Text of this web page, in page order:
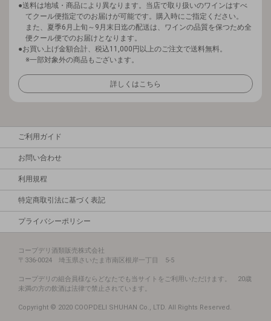
送料は地域・商品により異なります。当店で取り扱いのワインはすべ
てクール便指定でのお届けが可能です。購入時にご指定ください。
また、夏季6月上旬～9月末日迄の配送は、ワインの品質を保つため全
便クール便でのお届けとなります。
お買い上げ金額合計、税込11,000円以上のご注文で送料無料。
※一部対象外の商品もございます。
詳しくはこちら
ご利用ガイド
お問い合わせ
利用規程
特定商取引法に基づく表記
プライバシーポリシー
コープデリ酒類販売株式会社
〒336-0024 埼玉県さいたま市南区根岸一丁目 5-5
コープデリの組合員様ならどなたでも当サイトをご利用いただけます。 20歳
未満の方の飲酒は法律で禁止されています。
Copyright © 2020 COOPDELI SHUHAN Co., LTD. All Rights Reserved.